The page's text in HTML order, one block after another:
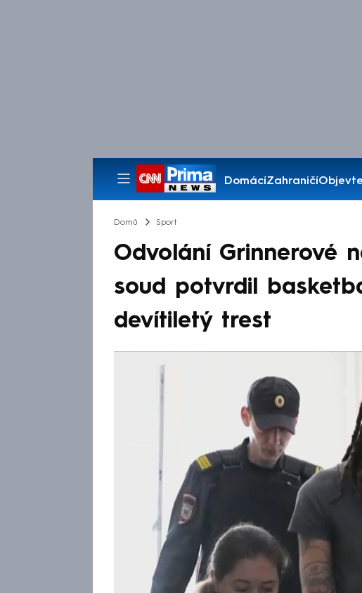
DomácíZahraničí
Pořady
Domů Sport
Odvolání Grinnerové
soud potvrdil
devítiletý trest